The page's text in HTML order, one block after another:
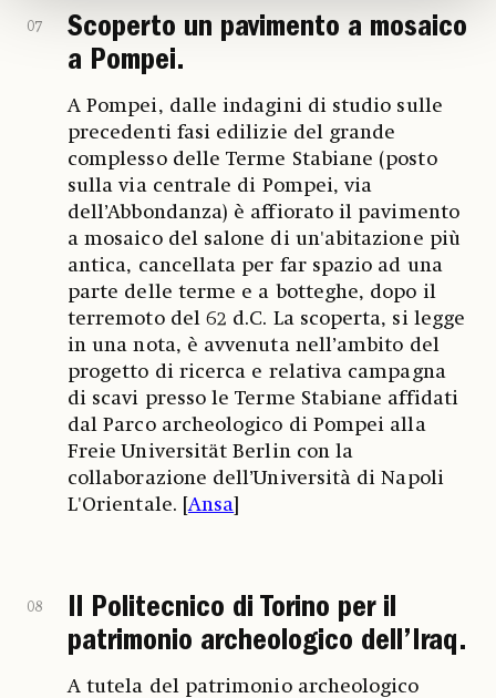
07
Scoperto un pavimento a mosaico
a Pompei.
A Pompei, dalle indagini di studio sulle
precedenti fasi edilizie del grande
complesso delle Terme Stabiane (posto
sulla via centrale di Pompei, via
dell’Abbondanza) è affiorato il pavimento
a mosaico del salone di un'abitazione più
antica, cancellata per far spazio ad una
parte delle terme e a botteghe, dopo il
terremoto del 62 d.C. La scoperta, si legge
in una nota, è avvenuta nell’ambito del
progetto di ricerca e relativa campagna
di scavi presso le Terme Stabiane affidati
dal Parco archeologico di Pompei alla
Freie Universität Berlin con la
collaborazione dell’Università di Napoli
L'Orientale. [Ansa
08
Il Politecnico di Torino per il
patrimonio archeologico dell’Iraq.
A tutela del patrimonio archeologico